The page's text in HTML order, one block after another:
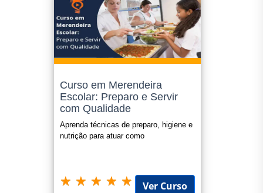
Curso em Merendeira
Escolar: Preparo e Servir
com Qualidade
Aprenda técnicas de preparo, higiene e
nutrição para atuar como
Ver Curso